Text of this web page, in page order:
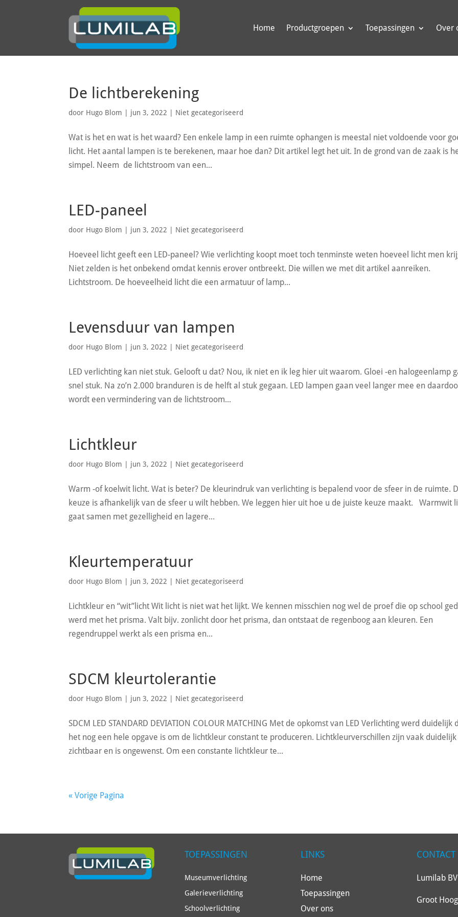
Home Productgroepen Toepassingen Over
De lichtberekening
door Hugo Blom jun 3, 2022 Niet gecategoriseerd
Wat is het en wat is het waard? Een enkele lamp in een ruimte ophangen is meestal niet voldoende voor
licht. Het aantal lampen is te berekenen, maar hoe dan? Dit artikel legt het uit. In de grond van de zaak is
simpel. Neem de lichtstroom van een...
LED-paneel
door Hugo Blom jun 3, 2022 Niet gecategoriseerd
Hoeveel licht geeft een LED-paneel? Wie verlichting koopt moet toch tenminste weten hoeveel licht men
Niet zelden is het onbekend omdat kennis erover ontbreekt. Die willen we met dit artikel aanreiken.
Lichtstroom. De hoeveelheid licht die een armatuur of lamp...
Levensduur van lampen
door Hugo Blom jun 3, 2022 Niet gecategoriseerd
LED verlichting kan niet stuk. Gelooft u dat? Nou, ik niet en ik leg hier uit waarom. Gloei -en halogeenlamp
snel stuk. Na zo’n 2.000 branduren is de helft al stuk gegaan. LED lampen gaan veel langer mee en
wordt een vermindering van de lichtstroom...
Lichtkleur
door Hugo Blom jun 3, 2022 Niet gecategoriseerd
Warm -of koelwit licht. Wat is beter? De kleurindruk van verlichting is bepalend voor de sfeer in de ruimte.
keuze is afhankelijk van de sfeer u wilt hebben. We leggen hier uit hoe u de juiste keuze maakt. Warmwit
gaat samen met gezelligheid en lagere...
Kleurtemperatuur
door Hugo Blom jun 3, 2022 Niet gecategoriseerd
Lichtkleur en “wit”licht Wit licht is niet wat het lijkt. We kennen misschien nog wel de proef die op school
werd met het prisma. Valt bijv. zonlicht door het prisma, dan ontstaat de regenboog aan kleuren. Een
regendruppel werkt als een prisma en...
SDCM kleurtolerantie
door Hugo Blom jun 3, 2022 Niet gecategoriseerd
SDCM LED STANDARD DEVIATION COLOUR MATCHING Met de opkomst van LED Verlichting werd duidelijk
het nog een hele opgave is om de lichtkleur constant te produceren. Lichtkleurverschillen zijn vaak duidelijk
zichtbaar en is ongewenst. Om een constante lichtkleur te...
« Vorige Pagina
TOEPASSINGEN
Museumverlichting
Galerieverlichting
Schoolverlichting
LINKS
Home
Toepassingen
Over ons
CONTACT
Lumilab BV
Groot